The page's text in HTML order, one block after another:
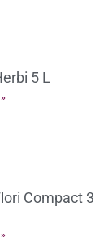
5 L
Compact 3